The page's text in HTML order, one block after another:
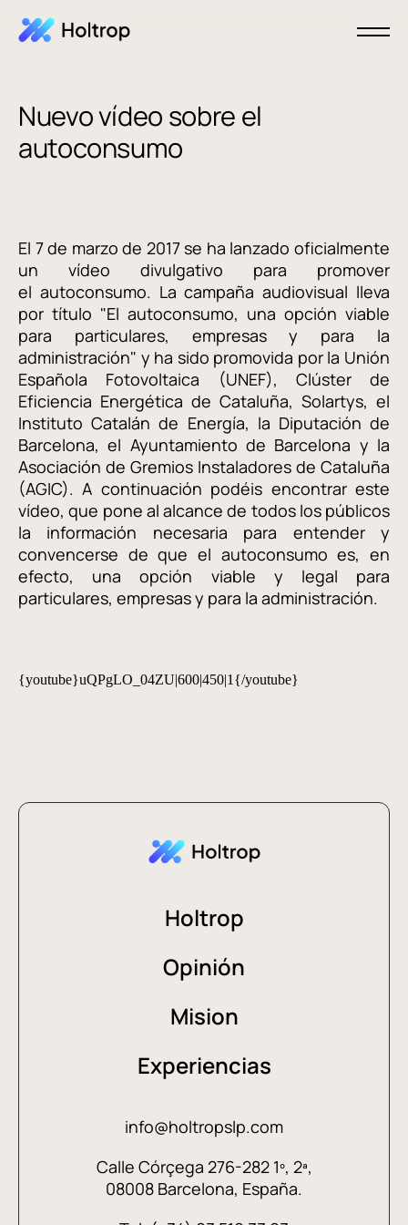
Nuevo vídeo sobre el
autoconsumo
El 7 de marzo de 2017 se ha lanzado oficialmente
un vídeo divulgativo para promover
el autoconsumo. La campaña audiovisual lleva
por título "El autoconsumo, una opción viable
para particulares, empresas y para la
administración" y ha sido promovida por la Unión
Española Fotovoltaica (UNEF), Clúster de
Eficiencia Energética de Cataluña, Solartys, el
Instituto Catalán de Energía, la Diputación de
Barcelona, el Ayuntamiento de Barcelona y la
Asociación de Gremios Instaladores de Cataluña
(AGIC). A continuación podéis encontrar este
vídeo, que pone al alcance de todos los públicos
la información necesaria para entender y
convencerse de que el autoconsumo es, en
efecto, una opción viable y legal para
particulares, empresas y para la administración.
{youtube}uQPgLO_04ZU|600|450|1{/youtube}
Holtrop
Opinión
Mision
Experiencias
info@holtropslp.com
Calle Córçega 276-282 1º, 2ª,
08008 Barcelona, España.